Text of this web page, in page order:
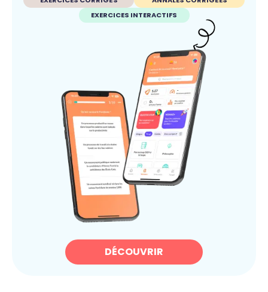
EXERCICES INTERACTIFS
DÉCOUVRIR